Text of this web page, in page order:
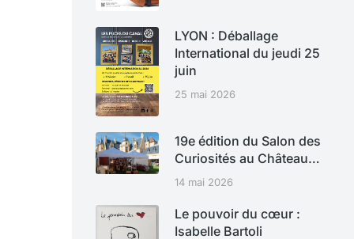
LYON : Déballage
International du jeudi 25
juin
25 mai 2026
19e édition du Salon des
Curiosités au Château…
14 mai 2026
Le pouvoir du cœur :
Isabelle Bartoli